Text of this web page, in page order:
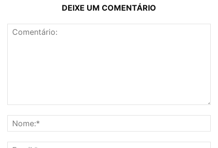
DEIXE UM COMENTÁRIO